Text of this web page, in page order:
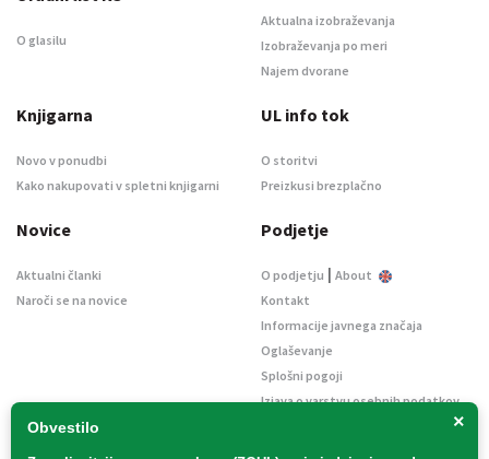
×
Obvestilo
O glasilu
Aktualna izobraževanja
Izobraževanja po meri
Najem dvorane
Knjigarna
Novo v ponudbi
Kako nakupovati v spletni knjigarni
UL info tok
O storitvi
Preizkusi brezplačno
Novice
Aktualni članki
Naroči se na novice
Podjetje
O podjetju | About
Kontakt
Informacije javnega značaja
Oglaševanje
Splošni pogoji
Izjava o varstvu osebnih podatkov